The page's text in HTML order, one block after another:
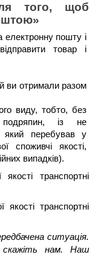
того, щоб
пошту і
товар і
ви отримали разом
виду, тобто, без
подряпин, із не
який перебував у
споживчі якості,
випадків).
транспортні
транспортні
ситуація.
скажіть нам. Наш